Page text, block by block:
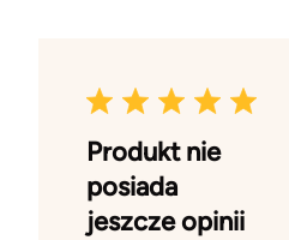
Produkt nie
posiada
jeszcze opinii